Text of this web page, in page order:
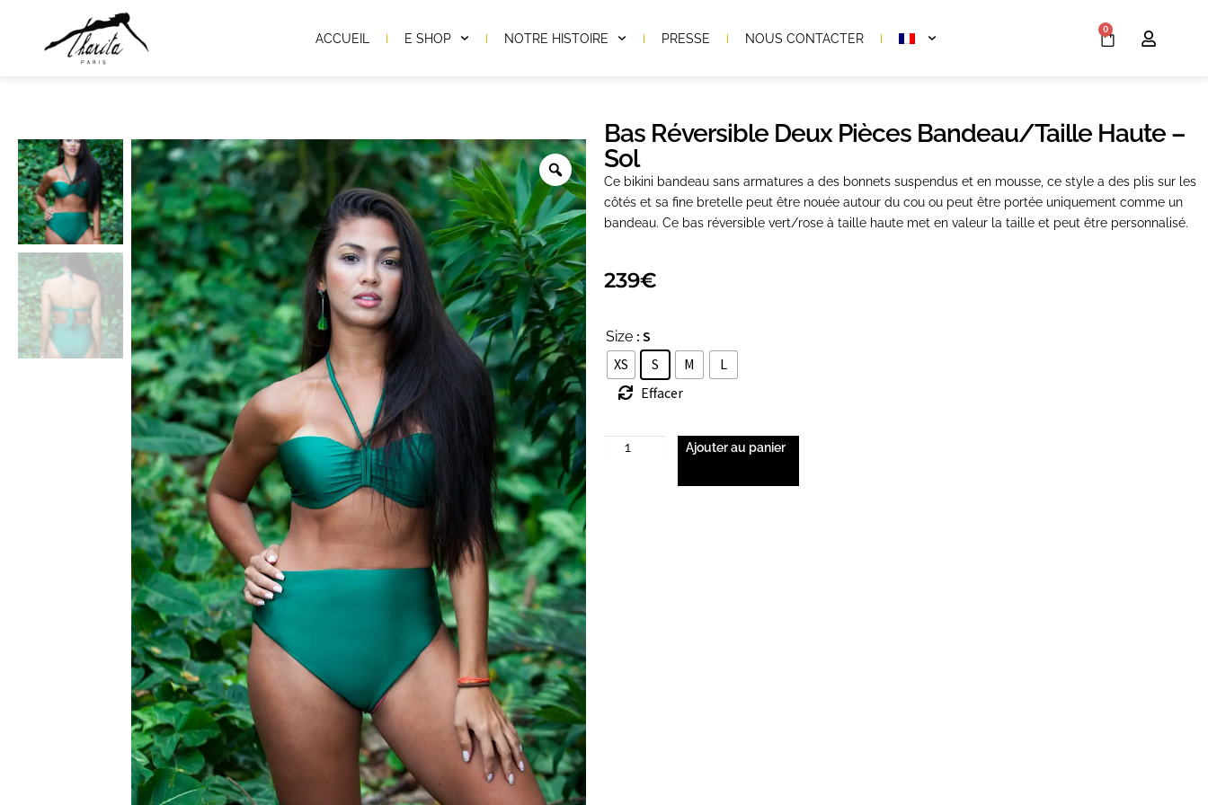
ACCUEIL E SHOP NOTRE HISTOIRE PRESSE NOUS CONTACTER
0
Bas Réversible Deux Pièces Bandeau/taille Haute –
Sol
Ce bikini bandeau sans armatures a des bonnets suspendus et en mousse, ce style a des plis sur les
côtés et sa fine bretelle peut être nouée autour du cou ou peut être portée uniquement comme un
bandeau. Ce bas réversible vert/rose à taille haute met en valeur la taille et peut être personnalisé.
239€
Size : S
XS
S M
L
Effacer
Ajouter au panier